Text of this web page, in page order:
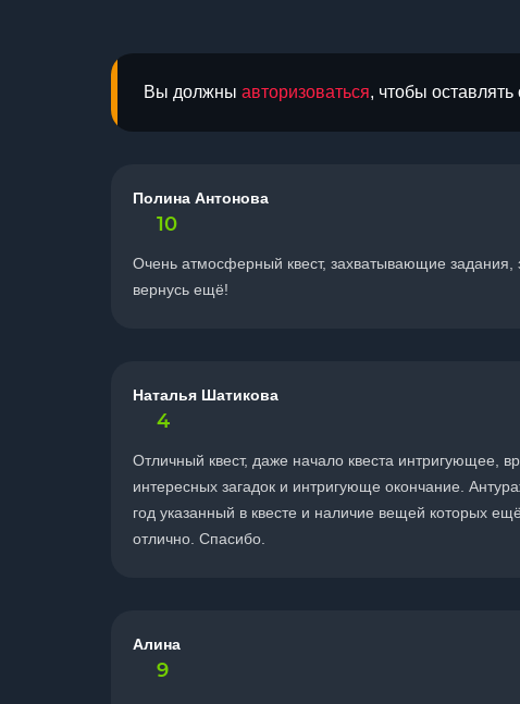
Вы должны авторизоваться, чтобы
Полина Антонова
10
Очень атмосферный квест, захватывающие задания,
вернусь ещё!
Наталья Шатикова
4
Отличный квест, даже начало квеста интригующее,
интересных загадок и интригующе окончание.
год указанный в квесте и наличие вещей которых
отлично. Спасибо.
Алина
9